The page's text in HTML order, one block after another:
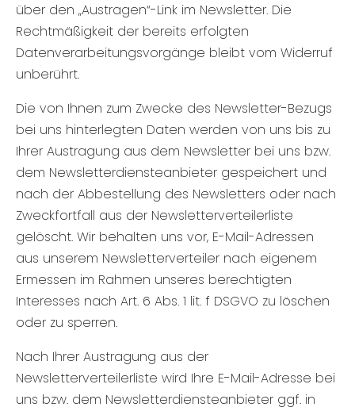
über den „Austragen“-Link im Newsletter. Die
Rechtmäßigkeit der bereits erfolgten
Datenverarbeitungsvorgänge bleibt vom Widerruf
unberührt.
Die von Ihnen zum Zwecke des Newsletter-Bezugs
bei uns hinterlegten Daten werden von uns bis zu
Ihrer Austragung aus dem Newsletter bei uns bzw.
dem Newsletterdiensteanbieter gespeichert und
nach der Abbestellung des Newsletters oder nach
Zweckfortfall aus der Newsletterverteilerliste
gelöscht. Wir behalten uns vor, E-Mail-Adressen
aus unserem Newsletterverteiler nach eigenem
Ermessen im Rahmen unseres berechtigten
Interesses nach Art. 6 Abs. 1 lit. f DSGVO zu löschen
oder zu sperren.
Nach Ihrer Austragung aus der
Newsletterverteilerliste wird Ihre E-Mail-Adresse bei
uns bzw. dem Newsletterdiensteanbieter ggf. in